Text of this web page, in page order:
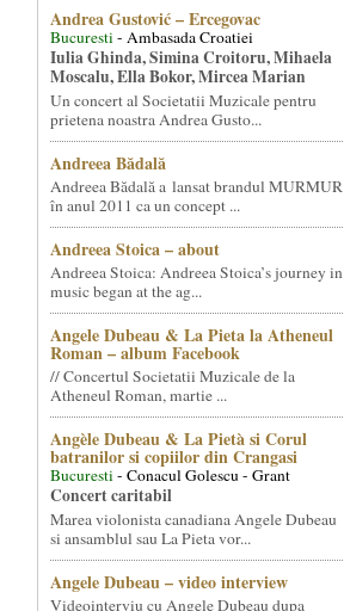
Andrea Gustović – Ercegovac
Bucuresti- Ambasada Croatiei
Iulia Ghinda, Simina Croitoru, Mihaela
Moscalu, Ella Bokor, Mircea Marian
Un concert al Societatii Muzicale pentru
prietena noastra Andrea Gusto...
Andreea Bădală
Andreea Bădală a lansat brandul MURMUR
în anul 2011 ca un concept ...
Andreea Stoica – about
Andreea Stoica: Andreea Stoica’s journey in
music began at the ag...
Angele Dubeau & La Pieta la Atheneul
Roman – album Facebook
// Concertul Societatii Muzicale de la
Atheneul Roman, martie ...
Angèle Dubeau & La Pietà si Corul
batranilor si copiilor din Crangasi
Bucuresti- Conacul Golescu - Grant
Concert caritabil
Marea violonista canadiana Angele Dubeau
si ansamblul sau La Pieta vor...
Angele Dubeau – video interview
Videointerviu cu Angele Dubeau dupa